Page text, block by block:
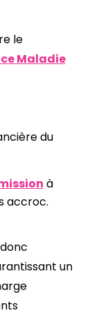
le
Maladie
du
à
accroc.
un